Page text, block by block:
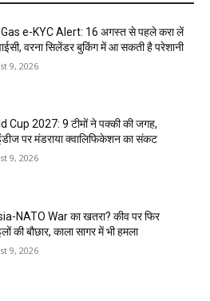
Gas e-KYC Alert: 16 अगस्त से पहले करा लें
वरना सिलेंडर बुकिंग में आ सकती है परेशानी
9, 2026
Cup 2027: 9 टीमों ने पक्की की जगह,
पर मंडराया क्वालिफिकेशन का संकट
9, 2026
NATO War का खतरा? कीव पर फिर
की बौछार, काला सागर में भी हमला
9, 2026